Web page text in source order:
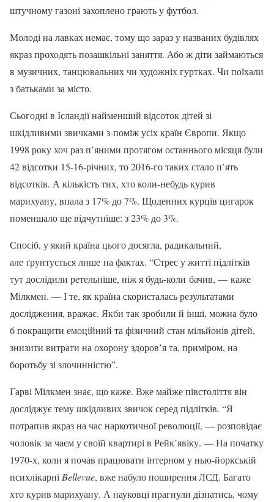
штучному газоні захоплено грають у футбол.
Молоді на лавках немає, тому що зараз у названих будівлях
якраз проходять позашкільні заняття. Або ж діти займаються
в музичних, танцювальних чи художніх гуртках. Чи поїхали
з батьками за місто.
Сьогодні в Ісландії найменший відсоток дітей зі
шкідливими звичками з-поміж усіх країн Європи. Якщо
1998 року хоч раз п’яними протягом останнього місяця були
42 відсотки 15-16-річних, то 2016-го таких стало п’ять
відсотків. А кількість тих, хто коли-небудь курив
марихуану, впала з 17% до 7%. Щоденних курців цигарок
поменшало ще відчутніше: з 23% до 3%.
Спосіб, у який країна цього досягла, радикальний,
але ґрунтується лише на фактах. “Стрес у житті підлітків
тут дослідили ретельніше, ніж я будь-коли бачив, — каже
Мілкмен. — І те, як країна скористалась результатами
дослідження, вражає. Якби так зробили й інші, можна було
б покращити емоційний та фізичний стан мільйонів дітей,
знизити витрати на охорону здоров’я та, приміром, на
боротьбу зі злочинністю”.
Гарві Мілкмен знає, що каже. Вже майже півстоліття він
досліджує тему шкідливих звичок серед підлітків. “Я
потрапив якраз на час наркотичної революції, — розповідає
чоловік за чаєм у своїй квартирі в Рейк’явіку. — На початку
1970-х, коли я почав працювати інтерном у нью-йоркській
психлікарні Bellevue, вже набуло поширення ЛСД. Багато
хто курив марихуану. А науковці прагнули дізнатись, чому